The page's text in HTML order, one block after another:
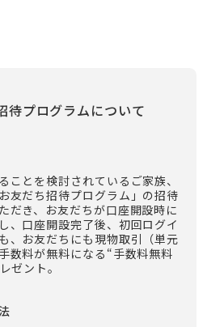
待プログラムについて
ことを検討されているご家族、
友だち招待プログラム」の招待
だき、お友だちが口座開設時に
、口座開設完了後、初回ログイ
、お友だちにも現物取引（単元
数料が無料になる“手数料無料
ゼント。